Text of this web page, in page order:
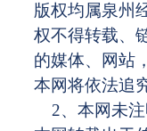
版权均属泉州
权不得转载、
的媒体、网站
本网将依法追
2、本网未注